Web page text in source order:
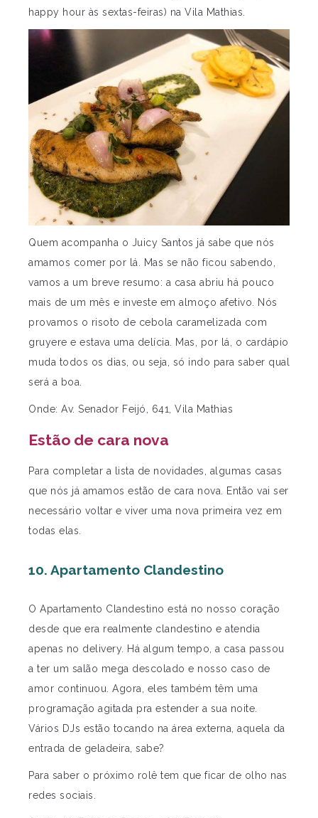
happy hour às sextas-feiras) na Vila Mathias.
Quem acompanha o Juicy Santos já sabe que nós
amamos comer por lá. Mas se não ficou sabendo,
vamos a um breve resumo: a casa abriu há pouco
mais de um mês e investe em almoço afetivo. Nós
provamos o risoto de cebola caramelizada com
gruyere e estava uma delícia. Mas, por lá, o cardápio
muda todos os dias, ou seja, só indo para saber qual
será a boa.
Onde: Av. Senador Feijó, 641, Vila Mathias
Estão de cara nova
Para completar a lista de novidades, algumas casas
que nós já amamos estão de cara nova. Então vai ser
necessário voltar e viver uma nova primeira vez em
todas elas.
10. Apartamento Clandestino
O Apartamento Clandestino está no nosso coração
desde que era realmente clandestino e atendia
apenas no delivery. Há algum tempo, a casa passou
a ter um salão mega descolado e nosso caso de
amor continuou. Agora, eles também têm uma
programação agitada pra estender a sua noite.
Vários DJs estão tocando na área externa, aquela da
entrada de geladeira, sabe?
Para saber o próximo rolê tem que ficar de olho nas
redes sociais.